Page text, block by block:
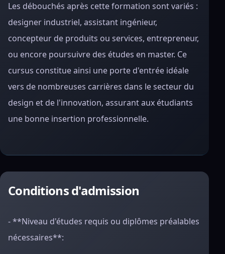
Les débouchés après cette formation sont variés :
designer industriel, assistant ingénieur,
concepteur de produits ou services, entrepreneur,
ou encore poursuivre des études en master. Ce
cursus constitue ainsi une porte d'entrée idéale
vers de nombreuses carrières dans le secteur du
design et de l'innovation, assurant aux étudiants
une bonne insertion professionnelle.
Conditions d'admission
- **Niveau d'études requis ou diplômes préalables
nécessaires**: